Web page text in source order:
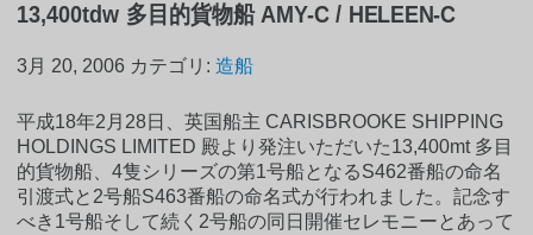
13,400tdw 多目的貨物船 AMY-C / HELEEN-C
3月 20, 2006 カテゴリ:造船
平成18年2月28日、英国船主 CARISBROOKE SHIPPING
HOLDINGS LIMITED 殿より発注いただいた13,400mt 多目
的貨物船、4隻シリーズの第1号船となるS462番船の命名
引渡式と2号船S463番船の命名式が行われました。記念す
べき1号船そして続く2号船の同日開催セレモニーとあって